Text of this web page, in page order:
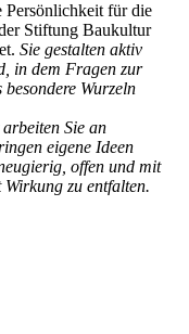
für die
Stiftung Baukultur
Sie gestalten aktiv
in dem Fragen zur
Wurzeln
Sie an
eigene Ideen
offen und mit
zu entfalten.